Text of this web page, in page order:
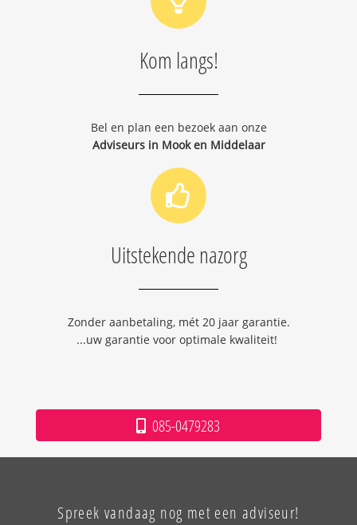
Kom langs!
Bel en plan een bezoek aan onze
Adviseurs in Mook en Middelaar
Uitstekende nazorg
Zonder aanbetaling, mét 20 jaar garantie.
...uw garantie voor optimale kwaliteit!
085-0479283
Spreek vandaag nog met een adviseur!